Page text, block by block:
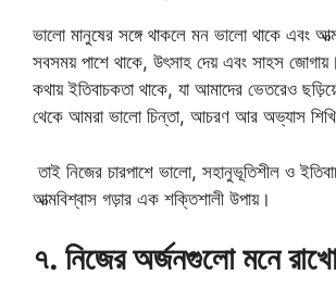
ভালো মানুষের সঙ্গে থাকলে মন ভালো থাকে এবং
সবসময় পাশে থাকে, উৎসাহ দেয় এবং সাহস
কথায় ইতিবাচকতা থাকে, যা আমাদের ভেতরেও
থেকে আমরা ভালো চিন্তা, আচরণ আর অভ্যাস
তাই নিজের চারপাশে ভালো, সহানুভূতিশীল ও
আত্মবিশ্বাস গড়ার এক শক্তিশালী উপায়।
৭. নিজের অর্জনগুলো মনে